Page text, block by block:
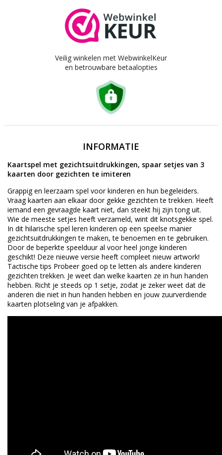
Veilig winkelen met WebwinkelKeur
en betrouwbare betaalopties
INFORMATIE
Kaartspel met gezichtsuitdrukkingen, spaar setjes van 3
kaarten door gezichten te imiteren
Grappig en leerzaam spel voor kinderen en hun begeleiders.
Vraag kaarten aan elkaar door gekke gezichten te trekken. Heeft
iemand een gevraagde kaart niet, dan steekt hij zijn tong uit.
Wie de meeste setjes heeft verzameld, wint dit knotsgekke spel.
In dit hilarische spel leren kinderen op een speelse manier
gezichtsuitdrukkingen te maken, te benoemen en te gebruiken.
Door de beperkte speelduur al voor heel jonge kinderen
geschikt! Deze nieuwe versie heeft compleet nieuw artwork!
Tactische tips Probeer goed op te letten als andere kinderen
gezichten trekken. Je weet dan welke kaarten ze in hun handen
hebben. Richt je steeds op 1 setje, zodat je zeker weet dat de
anderen die niet in hun handen hebben en jouw zuurverdiende
kaarten plotseling van je afpakken.